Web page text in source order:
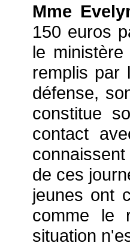
Mme
150 euros
le
remplis par
défense,
constitue
contact
de ces
jeunes ont
comme le
situation